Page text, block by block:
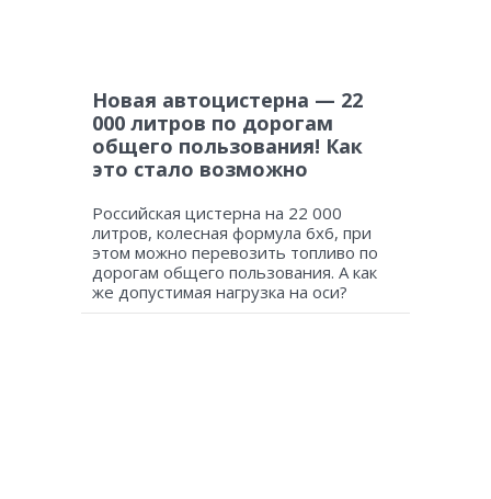
Новая автоцистерна — 22
000 литров по дорогам
общего пользования! Как
это стало возможно
Российская цистерна на 22 000
литров, колесная формула 6х6, при
этом можно перевозить топливо по
дорогам общего пользования. А как
же допустимая нагрузка на оси?